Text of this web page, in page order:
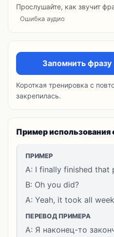
Прослушайте, как звучит
Ошибка аудио
Запомнить
Короткая тренировка с
закрепилась.
Пример
ПРИМЕР
A: I finally finished that
B: Oh you did?
A: Yeah, it took all
ПЕРЕВОД ПРИМЕРА
A: Я наконец-то